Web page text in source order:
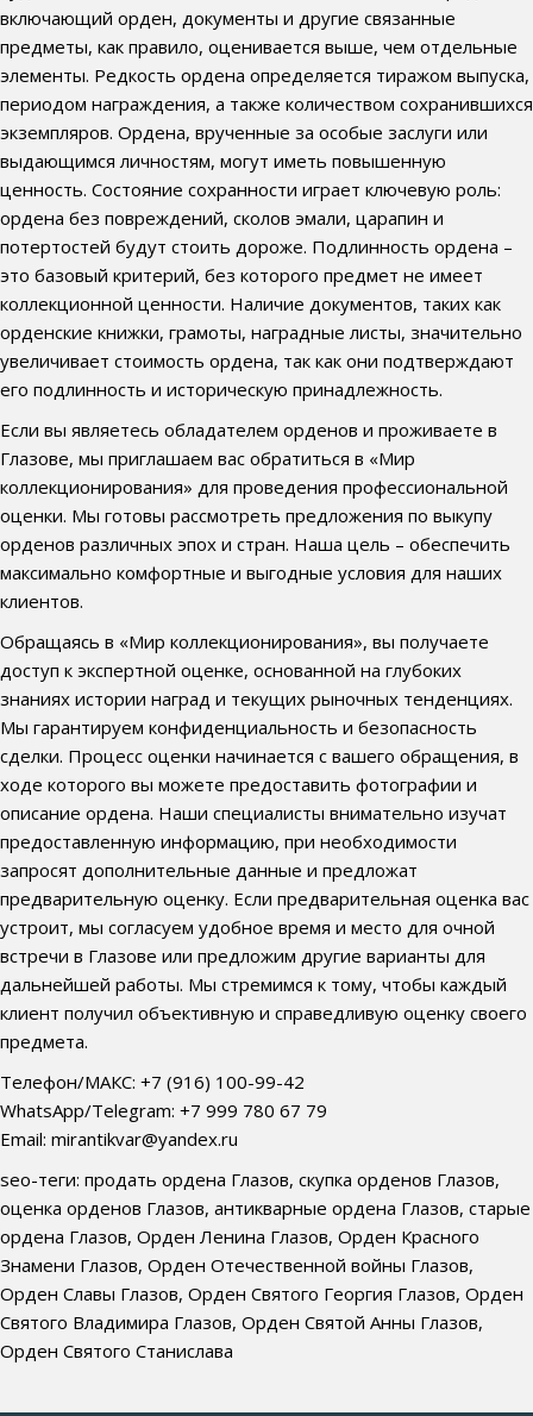
включающий орден, документы и другие связанные
предметы, как правило, оценивается выше, чем отдельные
элементы. Редкость ордена определяется тиражом выпуска,
периодом награждения, а также количеством сохранившихся
экземпляров. Ордена, врученные за особые заслуги или
выдающимся личностям, могут иметь повышенную
ценность. Состояние сохранности играет ключевую роль:
ордена без повреждений, сколов эмали, царапин и
потертостей будут стоить дороже. Подлинность ордена –
это базовый критерий, без которого предмет не имеет
коллекционной ценности. Наличие документов, таких как
орденские книжки, грамоты, наградные листы, значительно
увеличивает стоимость ордена, так как они подтверждают
его подлинность и историческую принадлежность.
Если вы являетесь обладателем орденов и проживаете в
Глазове, мы приглашаем вас обратиться в «Мир
коллекционирования» для проведения профессиональной
оценки. Мы готовы рассмотреть предложения по выкупу
орденов различных эпох и стран. Наша цель – обеспечить
максимально комфортные и выгодные условия для наших
клиентов.
Обращаясь в «Мир коллекционирования», вы получаете
доступ к экспертной оценке, основанной на глубоких
знаниях истории наград и текущих рыночных тенденциях.
Мы гарантируем конфиденциальность и безопасность
сделки. Процесс оценки начинается с вашего обращения, в
ходе которого вы можете предоставить фотографии и
описание ордена. Наши специалисты внимательно изучат
предоставленную информацию, при необходимости
запросят дополнительные данные и предложат
предварительную оценку. Если предварительная оценка вас
устроит, мы согласуем удобное время и место для очной
встречи в Глазове или предложим другие варианты для
дальнейшей работы. Мы стремимся к тому, чтобы каждый
клиент получил объективную и справедливую оценку своего
предмета.
Телефон/МАКС: +7 (916) 100-99-42
WhatsApp/Telegram: +7 999 780 67 79
Email: mirantikvar@yandex.ru
seo-теги: продать ордена Глазов, скупка орденов Глазов,
оценка орденов Глазов, антикварные ордена Глазов, старые
ордена Глазов, Орден Ленина Глазов, Орден Красного
Знамени Глазов, Орден Отечественной войны Глазов,
Орден Славы Глазов, Орден Святого Георгия Глазов, Орден
Святого Владимира Глазов, Орден Святой Анны Глазов,
Орден Святого Станислава